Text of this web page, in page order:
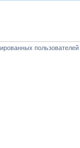
пользователей